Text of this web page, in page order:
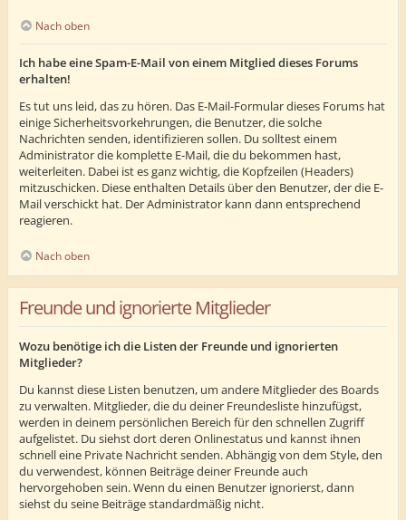
Nach oben
Ich habe eine Spam-E-Mail von einem Mitglied dieses Forums
erhalten!
Es tut uns leid, das zu hören. Das E-Mail-Formular dieses Forums hat
einige Sicherheitsvorkehrungen, die Benutzer, die solche
Nachrichten senden, identifizieren sollen. Du solltest einem
Administrator die komplette E-Mail, die du bekommen hast,
weiterleiten. Dabei ist es ganz wichtig, die Kopfzeilen (Headers)
mitzuschicken. Diese enthalten Details über den Benutzer, der die E-
Mail verschickt hat. Der Administrator kann dann entsprechend
reagieren.
Nach oben
Freunde und ignorierte Mitglieder
Wozu benötige ich die Listen der Freunde und ignorierten
Mitglieder?
Du kannst diese Listen benutzen, um andere Mitglieder des Boards
zu verwalten. Mitglieder, die du deiner Freundesliste hinzufügst,
werden in deinem persönlichen Bereich für den schnellen Zugriff
aufgelistet. Du siehst dort deren Onlinestatus und kannst ihnen
schnell eine Private Nachricht senden. Abhängig von dem Style, den
du verwendest, können Beiträge deiner Freunde auch
hervorgehoben sein. Wenn du einen Benutzer ignorierst, dann
siehst du seine Beiträge standardmäßig nicht.